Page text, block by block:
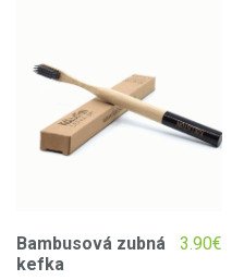
Bambusová zubná
kefka
3.90€